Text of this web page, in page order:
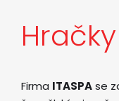
Hračky
Firma ITASPAse